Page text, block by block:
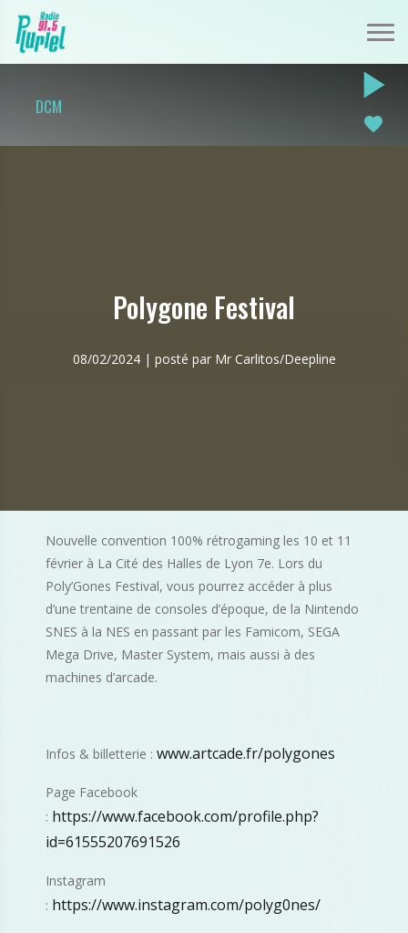
DCM play_arrow
favorite
Polygone Festival
08/02/2024 | posté par Mr Carlitos/Deepline
Nouvelle convention 100% rétrogaming les 10 et 11
février à La Cité des Halles de Lyon 7e. Lors du
Poly’Gones Festival, vous pourrez accéder à plus
d’une trentaine de consoles d’époque, de la Nintendo
SNES à la NES en passant par les Famicom, SEGA
Mega Drive, Master System, mais aussi à des
machines d’arcade.
Infos & billetterie : www.artcade.fr/polygones
Page Facebook
: https://www.facebook.com/profile.php?
id=61555207691526
Instagram
: https://www.instagram.com/polyg0nes/